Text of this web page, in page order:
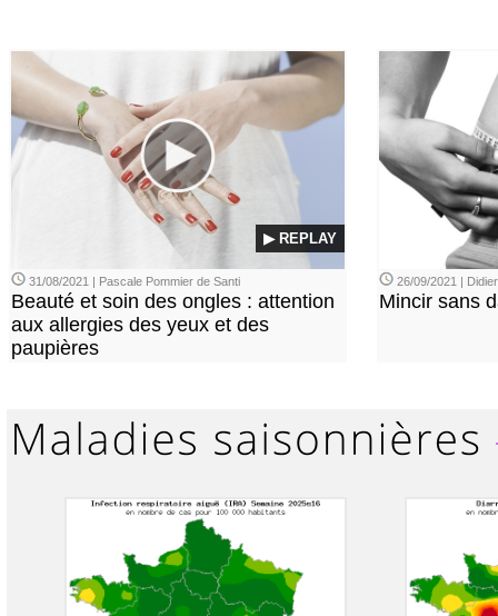
▶ REPLAY
31/08/2021 | Pascale Pommier de Santi
Beauté et soin des ongles : attention
aux allergies des yeux et des
paupières
26/09/2021 |
Mincir sans